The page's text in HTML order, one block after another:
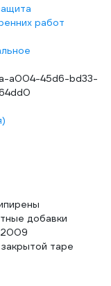
работ
a004-45d6-bd33-
добавки
таре